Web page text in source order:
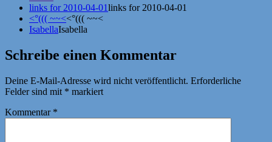
links for 2010-04-01links for 2010-04-01
<°((( ~~<<°((( ~~<
IsabellaIsabella
Schreibe einen Kommentar
Deine E-Mail-Adresse wird nicht veröffentlicht. Erforderliche
Felder sind mit * markiert
Kommentar *